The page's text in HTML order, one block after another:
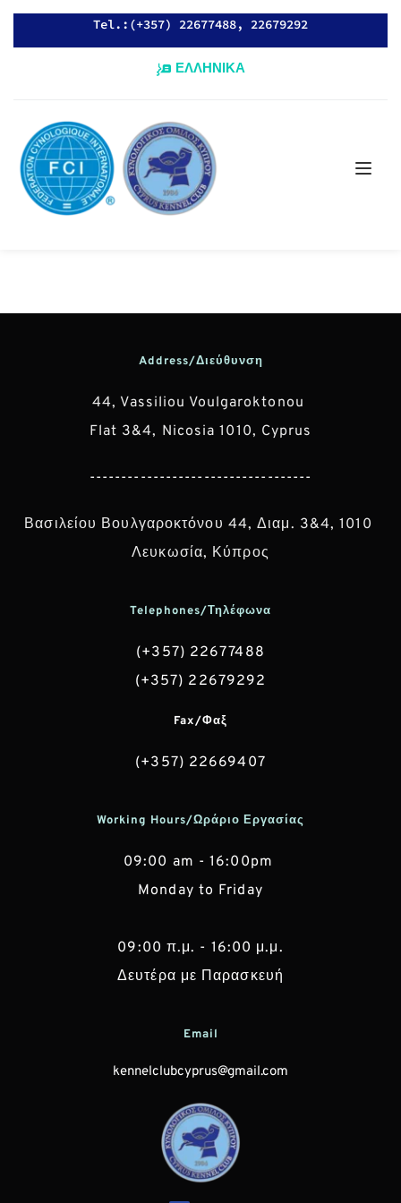
Tel.:(+357) 22677488, 22679292
ΕΛΛΗΝΙΚΑ
Address/Διεύθυνση
44, Vassiliou Voulgaroktonou
Flat 3&4, Nicosia 1010, Cyprus
-----------------------------------
Βασιλείου Βουλγαροκτόνου 44, Διαμ. 3&4, 1010
Λευκωσία, Κύπρος
Telephones/Τηλέφωνα
(+357) 22677488
(+357) 22679292
Fax/Φαξ
(+357) 22669407
Working Hours/Ωράριο Εργασίας
09:00 am - 16:00pm
Monday to Friday
09:00 π.μ. - 16:00 μ.μ.
Δευτέρα με Παρασκευή
Email
kennelclubcyprus@gmail.com